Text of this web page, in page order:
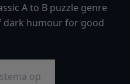
A to B puzzle genre
dark humour for good
op